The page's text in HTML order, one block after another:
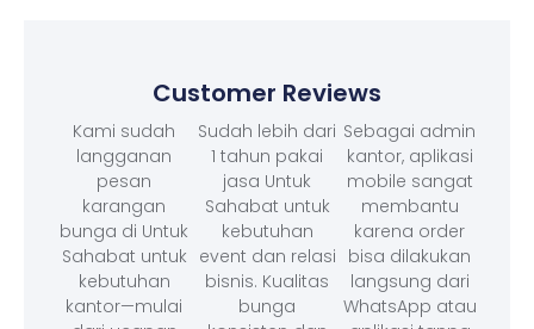
Customer Reviews
Kami sudah
langganan
pesan
karangan
bunga di Untuk
Sahabat untuk
kebutuhan
kantor—mulai
Sudah lebih dari
1 tahun pakai
jasa Untuk
Sahabat untuk
kebutuhan
event dan relasi
bisnis. Kualitas
bunga
Sebagai admin
kantor, aplikasi
mobile sangat
membantu
karena order
bisa dilakukan
langsung dari
WhatsApp atau